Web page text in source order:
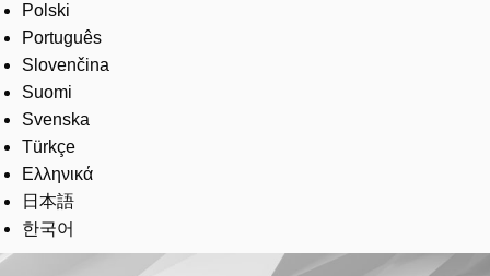
Polski
Português
Slovenčina
Suomi
Svenska
Türkçe
Ελληνικά
日本語
한국어